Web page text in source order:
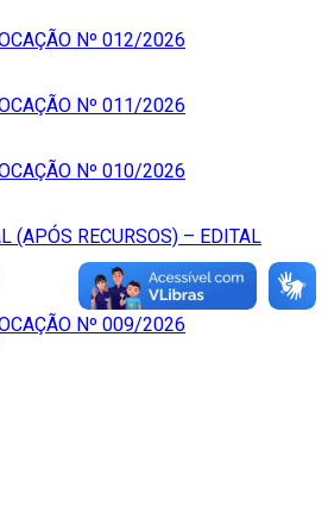
Nº 012/2026
Nº 011/2026
Nº 010/2026
(APÓS RECURSOS) – EDITAL
Nº 009/2026